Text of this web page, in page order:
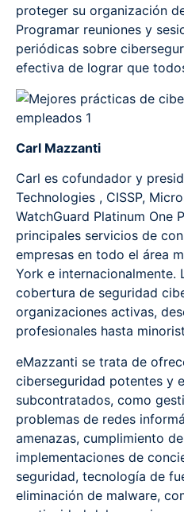
proteger su organización
Programar reuniones y
periódicas sobre
efectiva de lograr que
Carl Mazzanti
Carl es cofundador y
Technologies , CISSP,
WatchGuard Platinum One
principales servicios de
empresas en todo el área
York e internacionalmente.
cobertura de seguridad
organizaciones activas,
profesionales hasta
eMazzanti se trata de
ciberseguridad potentes y
subcontratados, como
problemas de redes
amenazas, cumplimiento
implementaciones de
seguridad, tecnología de
eliminación de malware,